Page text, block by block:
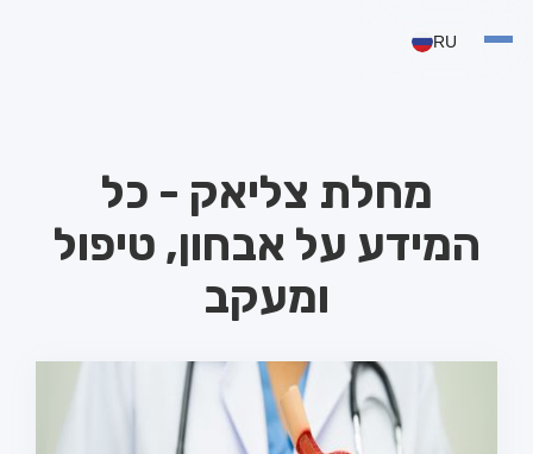
RU
מחלת צליאק - כל
המידע על אבחון, טיפול
ומעקב